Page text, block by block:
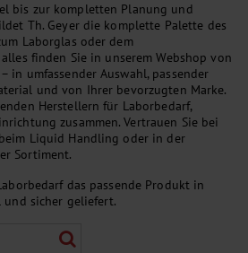
bis zur kompletten Planung und
Th. Geyer die komplette Palette des
Laborglas oder dem
finden Sie in unserem Webshop von
in umfassender Auswahl, passender
und von Ihrer bevorzugten Marke.
Herstellern für Laborbedarf,
zusammen. Vertrauen Sie bei
Liquid Handling oder in der
Sortiment.
das passende Produkt in
und sicher geliefert.